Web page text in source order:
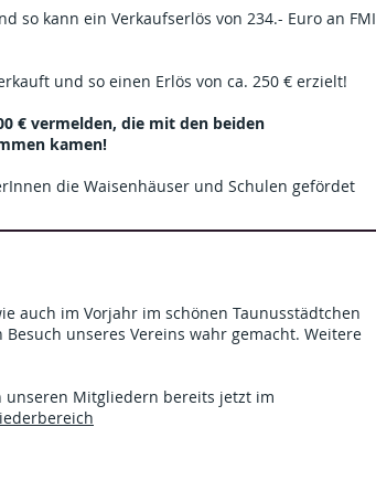
so kann ein Verkaufserlös von 234.- Euro an FMI
und so einen Erlös von ca. 250 € erzielt!
€ vermelden, die mit den beiden
kamen!
die Waisenhäuser und Schulen gefördet
auch im Vorjahr im schönen Taunusstädtchen
unseres Vereins wahr gemacht. Weitere
unseren Mitgliedern bereits jetzt im